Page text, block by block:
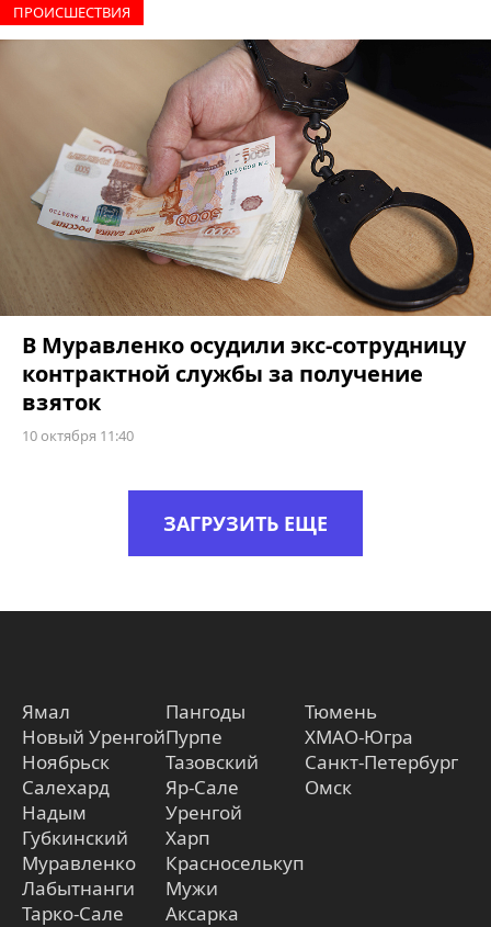
ПРОИCШЕСТВИЯ
В Муравленко осудили экс-сотрудницу
контрактной службы за получение
взяток
10 октября 11:40
ЗАГРУЗИТЬ ЕЩЕ
Ямал
Новый Уренгой
Ноябрьск
Салехард
Надым
Губкинский
Муравленко
Лабытнанги
Тарко-Сале
Пангоды
Пурпе
Тазовский
Яр-Сале
Уренгой
Харп
Красноселькуп
Мужи
Аксарка
Тюмень
ХМАО-Югра
Санкт-Петербург
Омск